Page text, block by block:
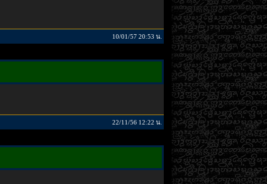
10/01/57 20:53 น.
22/11/56 12:22 น.